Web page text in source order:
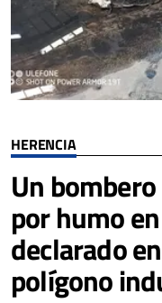
HERENCIA
Un
por humo
declarado
polígono